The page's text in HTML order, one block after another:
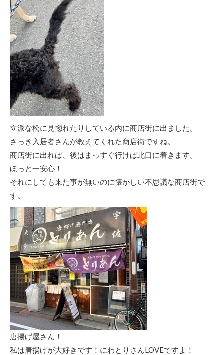
立派な松に見惚れたりしている内に商店街に出ました。
さっき入居者さんが教えてくれた商店街ですね。
商店街に出れば、後はまっすぐ行けば北口に着きます。
ほっと一安心！
それにしても来た事が無いのに懐かしい不思議な商店街で
す。
唐揚げ屋さん！
私は唐揚げが大好きです！にわとりさんLOVEですよ！